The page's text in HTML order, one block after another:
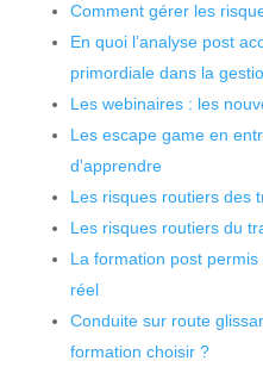
Comment gérer les
En quoi l’analyse post
primordiale dans la
Les webinaires : les
Les escape game en
d'apprendre
Les risques routiers des
Les risques routiers du
La formation post
réel
Conduite sur route
formation choisir ?